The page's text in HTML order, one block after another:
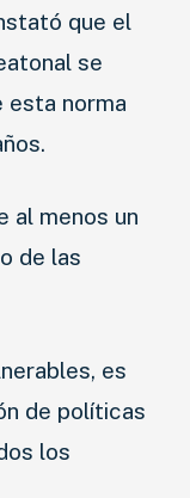
que el
se
esta norma
al menos un
de las
es
de políticas
los